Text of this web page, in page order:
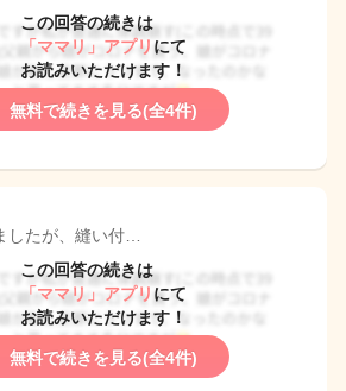
この回答の続きは
「ママリ」アプリ にて
お読みいただけます！
無料で続きを見る(全4件)
したが、縫い付…
この回答の続きは
「ママリ」アプリ にて
お読みいただけます！
無料で続きを見る(全4件)